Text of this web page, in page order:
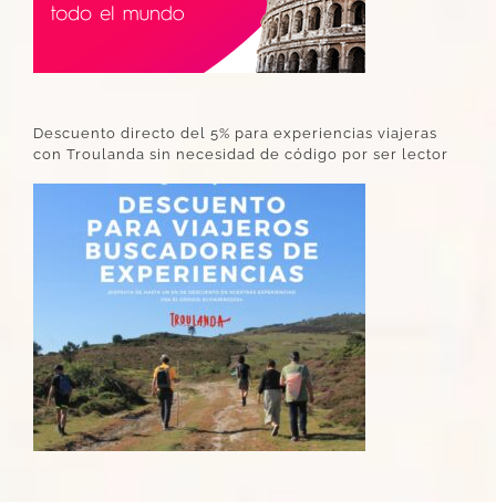
Descuento directo del 5% para experiencias viajeras
con Troulanda sin necesidad de código por ser lector